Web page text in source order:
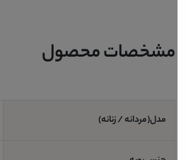
مشخصات محصول
مدل(مردانه / زنانه)